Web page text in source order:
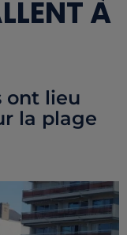
À
ont lieu
la plage